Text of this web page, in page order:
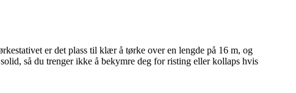
er det plass til klær å tørke over en lengde på 16 m, og
så du trenger ikke å bekymre deg for risting eller kollaps hvis